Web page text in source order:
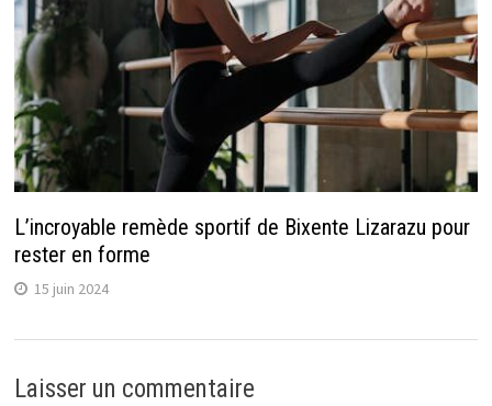
L’incroyable remède sportif de Bixente Lizarazu pour
rester en forme
15 juin 2024
Laisser un commentaire